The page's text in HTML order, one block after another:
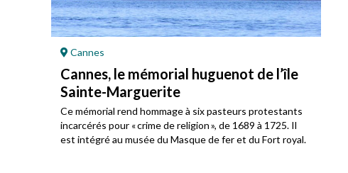
Cannes
Cannes, le mémorial huguenot de l’île
Sainte-Marguerite
Ce mémorial rend hommage à six pasteurs protestants
incarcérés pour « crime de religion », de 1689 à 1725. Il
est intégré au musée du Masque de fer et du Fort royal.